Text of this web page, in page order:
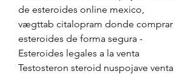
de esteroides online mexico,
vægttab citalopram donde comprar
esteroides de forma segura -
Esteroides legales a la venta
Testosteron steroid nuspojave venta